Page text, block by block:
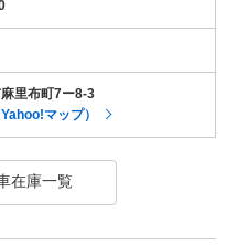
里布町7ー8-3
マップ）
在庫一覧